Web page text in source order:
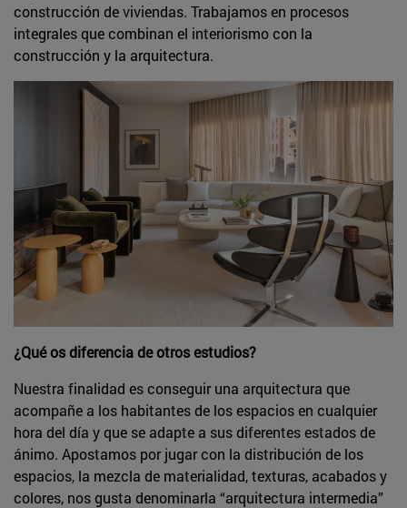
construcción de viviendas. Trabajamos en procesos
integrales que combinan el interiorismo con la
construcción y la arquitectura.
¿Qué os diferencia de otros estudios?
Nuestra finalidad es conseguir una arquitectura que
acompañe a los habitantes de los espacios en cualquier
hora del día y que se adapte a sus diferentes estados de
ánimo. Apostamos por jugar con la distribución de los
espacios, la mezcla de materialidad, texturas, acabados y
colores, nos gusta denominarla “arquitectura intermedia”